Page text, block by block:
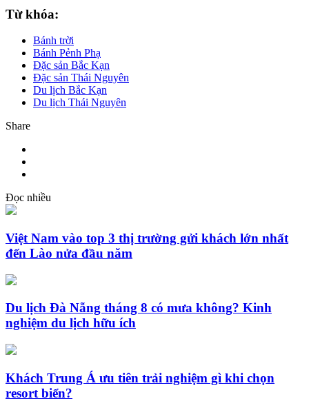
Từ khóa:
Bánh trời
Bánh Pẻnh Phạ
Đặc sản Bắc Kạn
Đặc sản Thái Nguyên
Du lịch Bắc Kạn
Du lịch Thái Nguyên
Share
Đọc nhiều
Việt Nam vào top 3 thị trường gửi khách lớn nhất
đến Lào nửa đầu năm
Du lịch Đà Nẵng tháng 8 có mưa không? Kinh
nghiệm du lịch hữu ích
Khách Trung Á ưu tiên trải nghiệm gì khi chọn
resort biển?